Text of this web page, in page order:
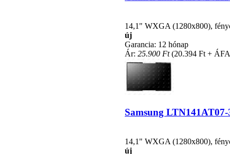
14,1" WXGA (1280x800),
új
Garancia: 12 hónap
Ár: 25.900 Ft(20.394 Ft +
Samsung
14,1" WXGA (1280x800),
új